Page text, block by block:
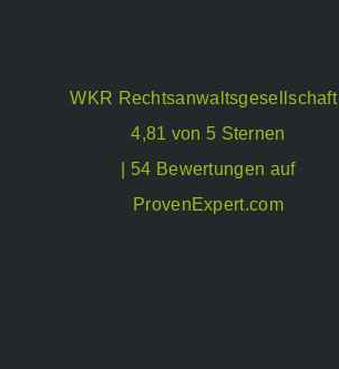
WKR Rechtsanwaltsgesellschaft
4,81 von 5 Sternen
| 54 Bewertungen auf
ProvenExpert.com